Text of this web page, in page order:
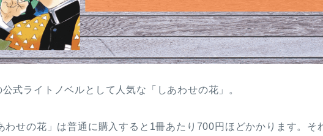
公式ライトノベルとして人気な「しあわせの花」。
わせの花」は普通に購入すると1冊あたり700円ほどかかります。そ